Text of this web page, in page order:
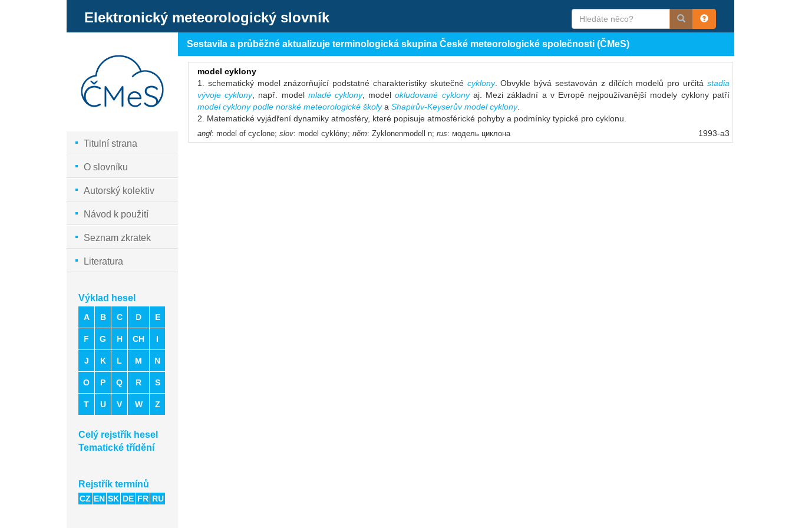
Elektronický meteorologický slovník
Titulní strana
O slovníku
Autorský kolektiv
Návod k použití
Seznam zkratek
Literatura
Výklad hesel
A B C D E
F G H CH I
J K L M N
O P Q R S
T U V W Z
Celý rejstřík hesel
Tematické třídění
Rejstřík termínů
CZ EN SK DE FR RU
Sestavila a průběžné aktualizuje terminologická skupina České meteorologické společnosti (ČMeS)
model cyklony
1. schematický model znázorňující podstatné charakteristiky skutečné cyklony. Obvykle bývá sestavován z dílčích modelů pro určitá stadia
vývoje cyklony, např. model mladé cyklony, modelokludované cyklonyaj. Mezi základní a v Evropě nejpoužívanější modely cyklony patří
model cyklony podle norské meteorologické školya Shapirův-Keyserův model cyklony.
2. Matematické vyjádření dynamiky atmosféry, které popisuje atmosférické pohyby a podmínky typické pro cyklonu.
angl: model of cyclone; slov: model cyklóny; něm: Zyklonenmodell n; rus: модель циклона 1993-a3